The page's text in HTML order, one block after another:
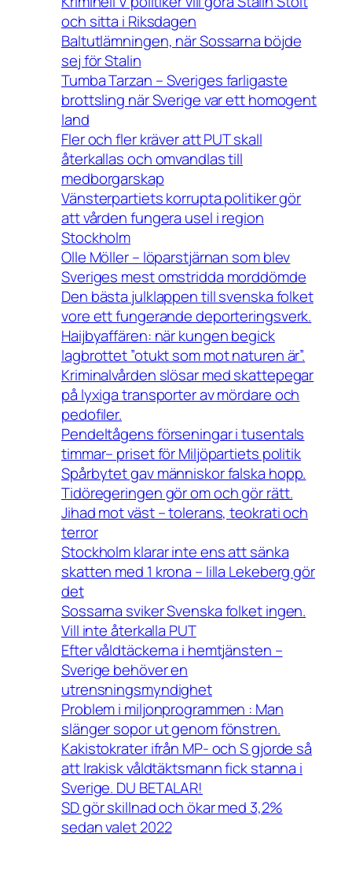
och sitta i Riksdagen
Baltutlämningen, när Sossarna böjde
sej för Stalin
Tumba Tarzan – Sveriges farligaste
brottsling när Sverige var ett homogent
land
Fler och fler kräver att PUT skall
återkallas och omvandlas till
medborgarskap
Vänsterpartiets korrupta politiker gör
att vården fungera usel i region
Stockholm
Olle Möller – löparstjärnan som blev
Sveriges mest omstridda morddömde
Den bästa julklappen till svenska folket
vore ett fungerande deporteringsverk.
Haijbyaffären: när kungen begick
lagbrottet ”otukt som mot naturen är”.
Kriminalvården slösar med skattepegar
på lyxiga transporter av mördare och
pedofiler.
Pendeltågens förseningar i tusentals
timmar– priset för Miljöpartiets politik
Spårbytet gav människor falska hopp.
Tidöregeringen gör om och gör rätt.
Jihad mot väst – tolerans, teokrati och
terror
Stockholm klarar inte ens att sänka
skatten med 1 krona – lilla Lekeberg gör
det
Sossarna sviker Svenska folket ingen.
Vill inte återkalla PUT
Efter våldtäckerna i hemtjänsten –
Sverige behöver en
utrensningsmyndighet
Problem i miljonprogrammen : Man
slänger sopor ut genom fönstren.
Kakistokrater ifrån MP- och S gjorde så
att Irakisk våldtäktsmann fick stanna i
Sverige. DU BETALAR!
SD gör skillnad och ökar med 3,2%
sedan valet 2022